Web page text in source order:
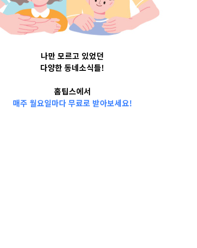
Top 3 및 주
나만 모르고 있었던
다양한 동네소식들!
홈팁스에서
매주 월요일마다 무료로 받아보세요!